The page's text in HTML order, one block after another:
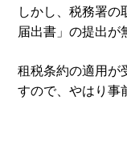
しかし、税務署の
届出書」の提出が
租税条約の適用が
すので、やはり事